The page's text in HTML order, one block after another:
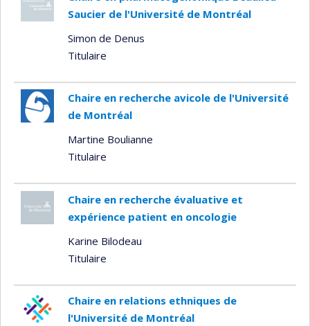
Saucier de l'Université de Montréal
Simon de Denus
Titulaire
Chaire en recherche avicole de l'Université
de Montréal
Martine Boulianne
Titulaire
Chaire en recherche évaluative et
expérience patient en oncologie
Karine Bilodeau
Titulaire
Chaire en relations ethniques de
l'Université de Montréal